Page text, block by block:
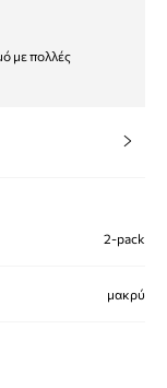
με πολλές
2-pack
μακρύ